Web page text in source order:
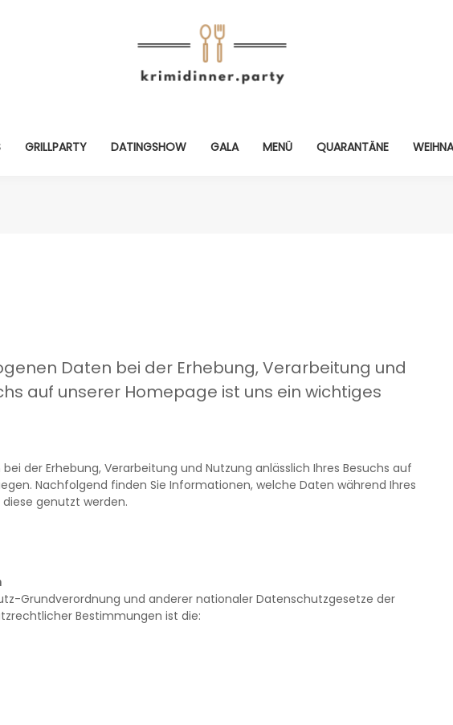
GRILLPARTY DATINGSHOW GALA MENÜ QUARANTÄNE
Daten bei der Erhebung, Verarbeitung und
auf unserer Homepage ist uns ein wichtiges
der Erhebung, Verarbeitung und Nutzung anlässlich Ihres Besuchs auf
Nachfolgend finden Sie Informationen, welche Daten während Ihres
genutzt werden.
Grundverordnung und anderer nationaler Datenschutzgesetze der
Bestimmungen ist die: